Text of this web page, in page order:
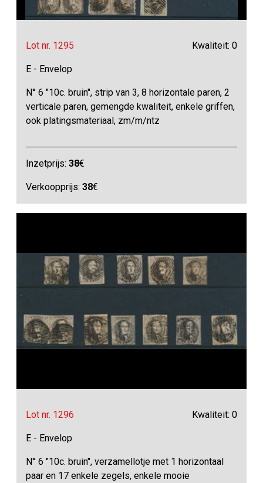
Lot nr. 1295 Kwaliteit: 0
E - Envelop
N° 6 "10c. bruin", strip van 3, 8 horizontale paren, 2
verticale paren, gemengde kwaliteit, enkele griffen,
ook platingsmateriaal, zm/m/ntz
Inzetprijs:38€
Verkoopprijs:38€
Lot nr. 1296 Kwaliteit: 0
E - Envelop
N° 6 "10c. bruin", verzamellotje met 1 horizontaal
paar en 17 enkele zegels, enkele mooie